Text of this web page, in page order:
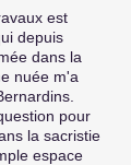
est
depuis
dans la
nuée m'a
pour
la sacristie
espace